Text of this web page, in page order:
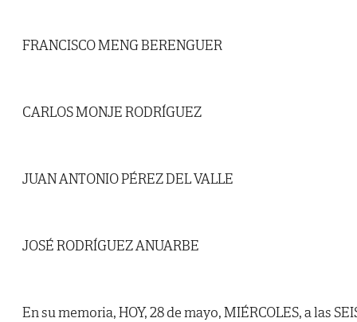
FRANCISCO MENG BERENGUER
CARLOS MONJE RODRÍGUEZ
JUAN ANTONIO PÉREZ DEL VALLE
JOSÉ RODRÍGUEZ ANUARBE
En su memoria, HOY, 28 de mayo, MIÉRCOLES, a las